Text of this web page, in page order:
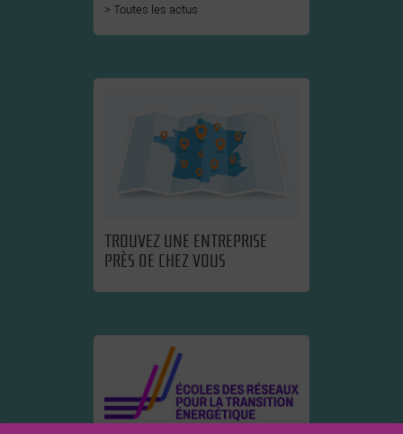
Toutes les actus
TROUVEZ UNE ENTREPRISE
PRÈS DE CHEZ VOUS